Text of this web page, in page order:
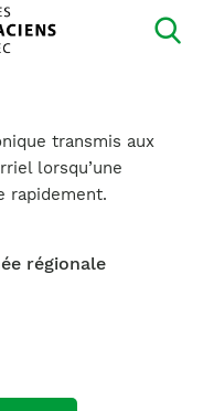
transmis aux
lorsqu’une
rapidement.
régionale